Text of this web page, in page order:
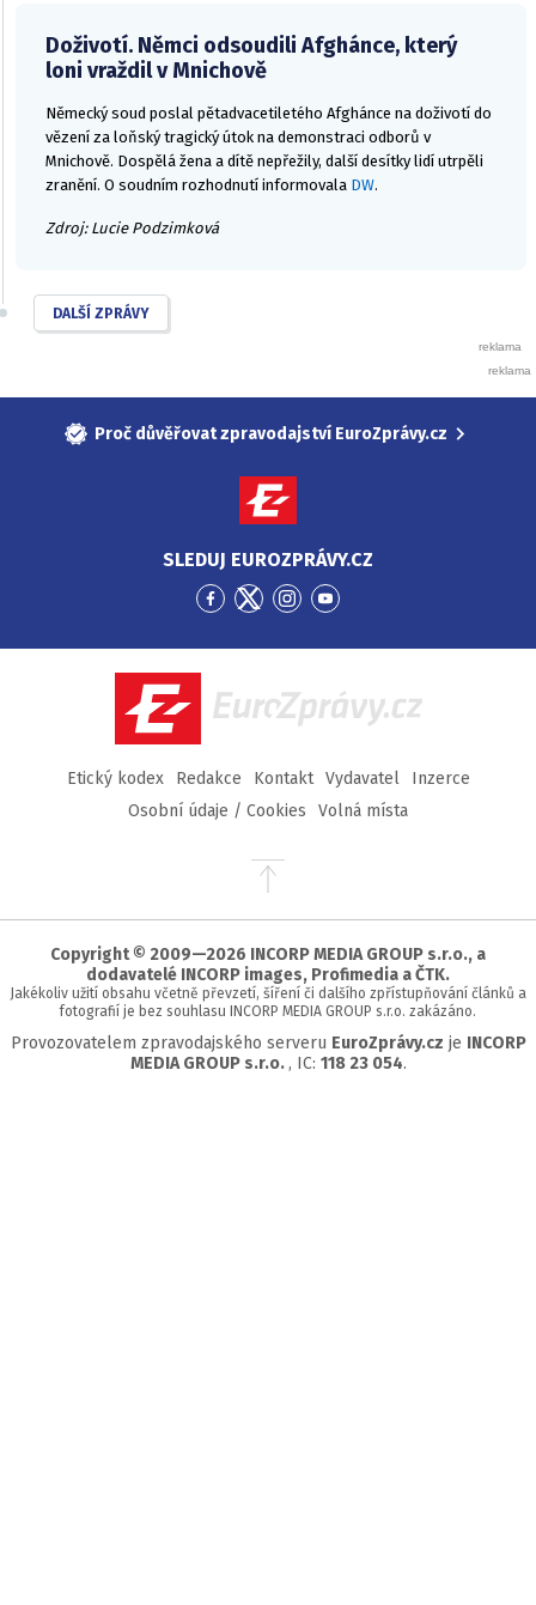
Doživotí. Němci odsoudili Afghánce, který
loni vraždil v Mnichově
Německý soud poslal pětadvacetiletého Afghánce na doživotí do
vězení za loňský tragický útok na demonstraci odborů v
Mnichově. Dospělá žena a dítě nepřežily, další desítky lidí utrpěli
zranění. O soudním rozhodnutí informovala DW.
Zdroj: Lucie Podzimková
DALŠÍ ZPRÁVY
Proč důvěřovat zpravodajství EuroZprávy.cz
SLEDUJ EUROZPRÁVY.CZ
Přejít
Facebook
Přejít
Twitter
Přejít
Instagram
Přejít
YouTube
EuroZprávy.cz
Etický kodex Redakce Kontakt Vydavatel
Inzerce
Osobní údaje / Cookies
Volná místa
Přejít
stránky
Copyright © 2009—2026 INCORP MEDIA GROUP s.r.o., a
dodavatelé INCORP images, Profimedia a ČTK.
Jakékoliv užití obsahu včetně převzetí, šíření či dalšího zpřístupňování článků a
fotografií je bez souhlasu INCORP MEDIA GROUP s.r.o. zakázáno.
Provozovatelem zpravodajského serveru EuroZprávy.cz je INCORP
MEDIA GROUP s.r.o. , IC: 118 23 054.